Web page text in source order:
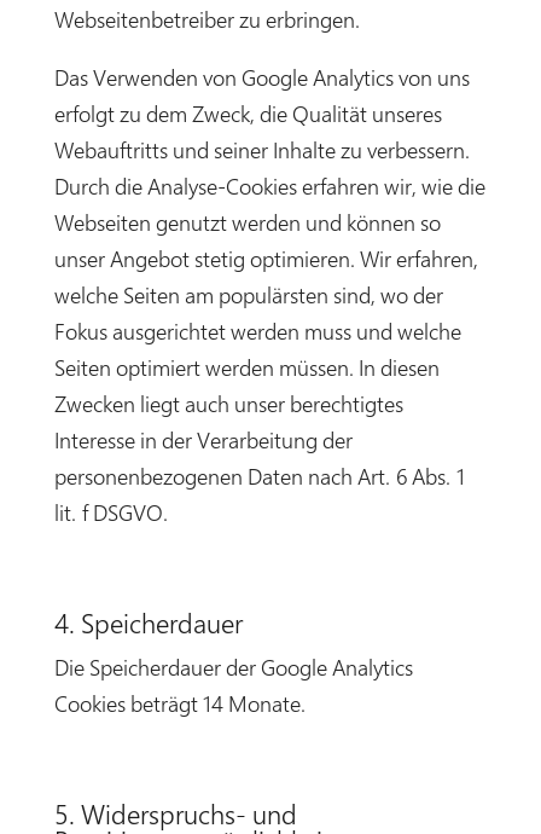
Webseitenbetreiber zu erbringen.
Das Verwenden von Google Analytics von uns
erfolgt zu dem Zweck, die Qualität unseres
Webauftritts und seiner Inhalte zu verbessern.
Durch die Analyse-Cookies erfahren wir, wie die
Webseiten genutzt werden und können so
unser Angebot stetig optimieren. Wir erfahren,
welche Seiten am populärsten sind, wo der
Fokus ausgerichtet werden muss und welche
Seiten optimiert werden müssen. In diesen
Zwecken liegt auch unser berechtigtes
Interesse in der Verarbeitung der
personenbezogenen Daten nach Art. 6 Abs. 1
lit. f DSGVO.
4. Speicherdauer
Die Speicherdauer der Google Analytics
Cookies beträgt 14 Monate.
5. Widerspruchs- und